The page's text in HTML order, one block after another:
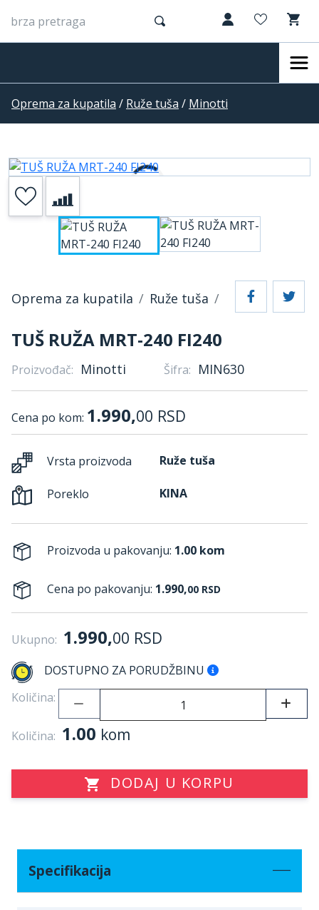
Oprema za kupatila / Ruže tuša / Minotti
Oprema za kupatila Ruže tuša
TUŠ RUŽA MRT-240 FI240
Proizvođač: Minotti Šifra: MIN630
Cena po kom: 1.990,00 RSD
Vrsta proizvoda Ruže tuša
Poreklo KINA
Proizvoda u pakovanju: 1.00 kom
Cena po pakovanju: 1.990,00 RSD
Ukupno: 1.990,00 RSD
DOSTUPNO ZA PORUDŽBINU
Količina:
Količina: 1.00 kom
DODAJ U KORPU
Specifikacija